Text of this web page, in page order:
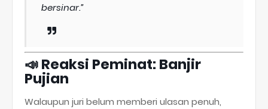
bersinar.”
📣Reaksi Peminat: Banjir
Pujian
Walaupun juri belum memberi ulasan penuh,